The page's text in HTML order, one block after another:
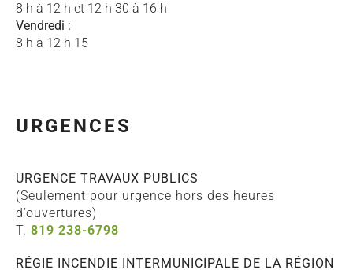
8 h à 12 h et 12 h 30 à 16 h
Vendredi :
8 h à 12 h 15
URGENCES
URGENCE TRAVAUX PUBLICS
(Seulement pour urgence hors des heures
d’ouvertures)
T. 819 238-6798
RÉGIE INCENDIE INTERMUNICIPALE DE LA RÉGION